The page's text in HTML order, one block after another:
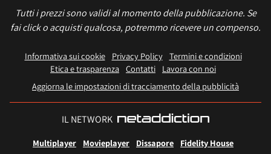
Tutti i prezzi sono validi al momento della pubblicazione. Se
fai click o acquisti qualcosa, potremmo ricevere un compenso.
Informativa sui cookie Privacy Policy
Termini e condizioni
Etica e trasparenza Contatti
Lavora con noi
Aggiorna le impostazioni di tracciamento della pubblicità
IL NETWORK
Multiplayer Movieplayer Dissapore Fidelity House